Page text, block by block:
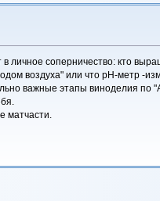
личное соперничество: кто
воздуха" или что рН-метр -
важные этапы виноделия
матчасти.